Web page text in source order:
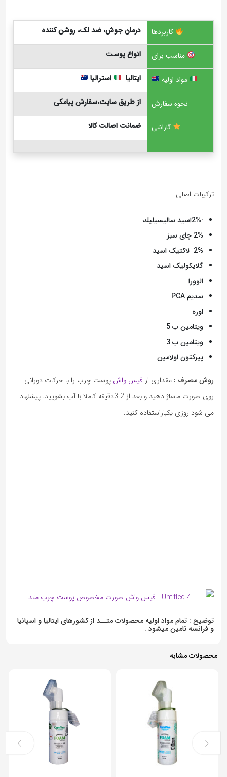
کاربردها درمان جوش، ضد لک، روشن کننده
مناسب برای انواع پوست
مواد اولیه ایتالیا استرالیا
نحوه سفارش از طریق سایت،سفارش پیامکی
گارانتی ضمانت اصالت کالا
ترکیبات اصلی
:
2%اسيد ساليسيليك
2% چای سبز
2% لاکتیک اسید
گلایکولیک اسید
الوورا
سدیمPCA
اوره
ویتامین ب 5
ویتامین ب 3
پیرکتون اولامین
روش مصرف : مقداری از فیس واش پوست چرب را با حرکات دورانی
روی صورت ماساژ دهید و بعد از 2-3دقیقه کاملا با آب بشویید. پیشنهاد
می شود روزی یکباراستفاده کنید.
توضیح : تمام مواد اولیه محصولات متــد از کشورهای ایتالیا و اسپانیا
و فرانسه تامین میشود .
محصولات مشابه